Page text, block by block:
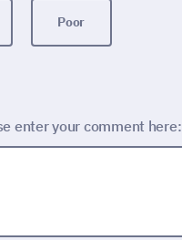
Poor
enter your comment here: